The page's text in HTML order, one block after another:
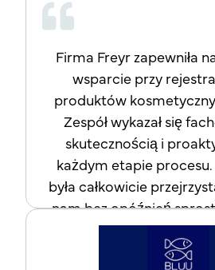
związanych z
Firma Freyr zapewniła
wsparcie przy
produktów
Zespół wykazał się
skutecznością i
każdym etapie
była całkowicie
nam bez opóźnień
regulacyjnym. Realizacja
pokrywała się z tym,